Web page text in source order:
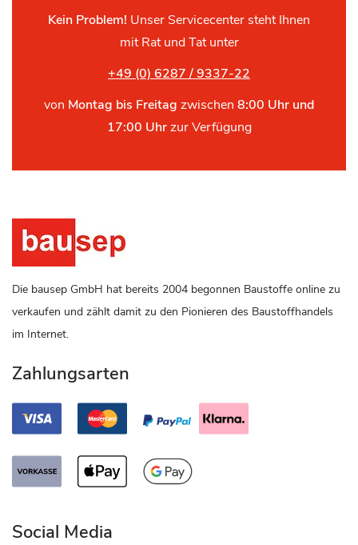
Kein Problem! Unser Servicecenter steht Ihnen
mit Rat und Tat unter
+49 (0) 6287 / 9337-22
von Montag bis Freitag zwischen 8:00 Uhr und
17:00 Uhrzur Verfügung
Die bausep GmbH hat bereits 2004 begonnen Baustoffe online zu
verkaufen und zählt damit zu den Pionieren des Baustoffhandels
im Internet.
Zahlungsarten
Social Media